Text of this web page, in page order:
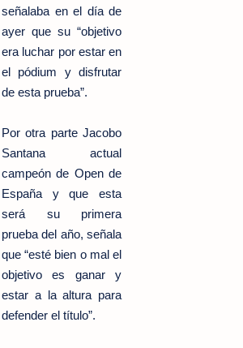
señalaba en el día de
ayer que su “objetivo
era luchar por estar en
el pódium y disfrutar
de esta prueba”.
Por otra parte Jacobo
Santana actual
campeón de Open de
España y que esta
será su primera
prueba del año, señala
que “esté bien o mal el
objetivo es ganar y
estar a la altura para
defender el título”.